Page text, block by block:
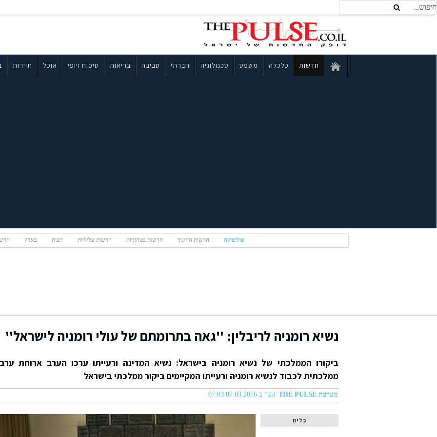
חדשות כלכלה משפט טכנולוגיה חברתי סביבה בריאות טיפוח ויופי אוכל תיירות
פוליטיקה חדשות החינוך חדשות בטחוניות חדשות פליליות דעות בארץ
נשיא רומניה לריבלין: ''גאה בתרומתם של עולי רומניה לישראל''
ביקורו הממלכתי של נשיא רומניה בישראל: נשיא המדינה ורעייתו ערכו הערב ארוחת ערב
ממלכתית לכבוד לנשיא רומניה ורעייתו המקיימים ביקור ממלכתי בישראל
מערכת THE PULSE נוצר ב 07.03.2016 07:03
כלים